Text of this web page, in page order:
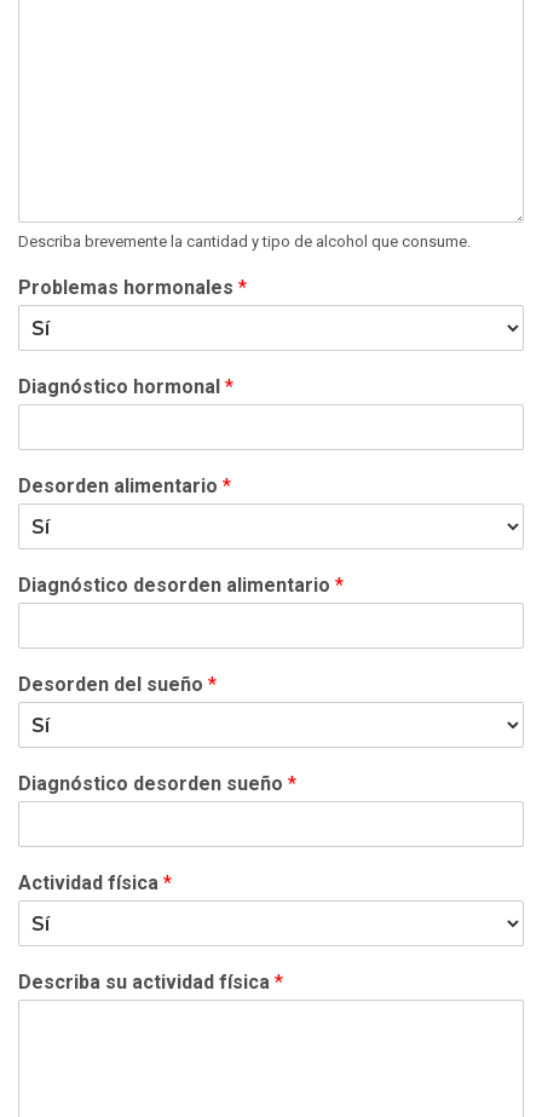
Describa brevemente la cantidad y tipo de alcohol que consume.
Problemas hormonales *
Diagnóstico hormonal *
Desorden alimentario *
Diagnóstico desorden alimentario *
Desorden del sueño *
Diagnóstico desorden sueño *
Actividad física *
Describa su actividad física *